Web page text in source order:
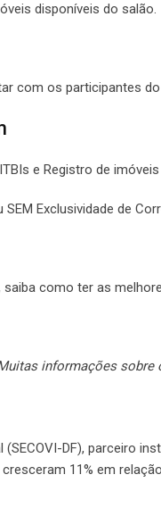
disponíveis do salão.
com os participantes do
e Registro de
Exclusividade de
saiba como ter as
informações
DF), parceiro
11% em